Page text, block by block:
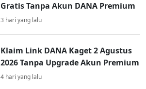
Gratis Tanpa Akun DANA Premium
3 hari yang lalu
Klaim Link DANA Kaget 2 Agustus
2026 Tanpa Upgrade Akun Premium
4 hari yang lalu